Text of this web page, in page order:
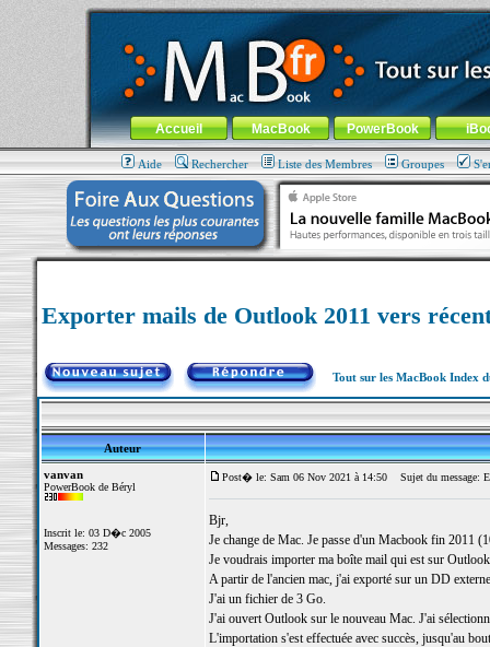
MacBook-fr.com : 100% Apple... 100% nomade !
Aller au contenu-Aller au menu général-Aller au menu de
Menu général
Accueil MacBook PowerBook
Aide Rechercher Liste des Membres Groupes
Exporter mails de Outlook 2011 vers
Tout sur les MacBook Index
Auteur
vanvan
PowerBook de Béryl
Inscrit le: 03 D�c 2005
Messages: 232
Post� le: Sam 06 Nov 2021 à 14:50 Sujet du message:
Bjr,
Je change de Mac. Je passe d'un Macbook fin 2011
Je voudrais importer ma boîte mail qui est sur
A partir de l'ancien mac, j'ai exporté sur un DD
J'ai un fichier de 3 Go.
J'ai ouvert Outlook sur le nouveau Mac. J'ai
L'importation s'est effectuée avec succès, jusqu'au